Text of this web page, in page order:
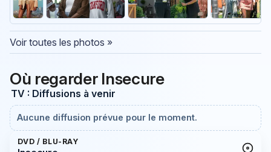
Voir toutes les photos »
Où regarder Insecure
TV : Diffusions à venir
Aucune diffusion prévue pour le moment.
DVD / BLU-RAY